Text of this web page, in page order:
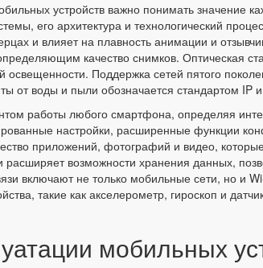
устройств важно понимать значение
его архитектура и технологический
и влияет на плавность анимации и
качество снимков. Оптическая
освещенности. Поддержка сетей пятого
от воды и пыли обозначается стандартом IP
работы любого смартфона, определяя
настройки, расширенные функции
приложений, фотографий и видео,
возможности хранения данных,
включают не только мобильные сети, но и
такие как акселерометр, гироскоп и
мобильных